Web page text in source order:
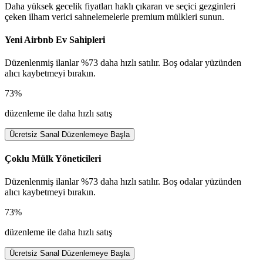
Daha yüksek gecelik fiyatları haklı çıkaran ve seçici gezginleri
çeken ilham verici sahnelemelerle premium mülkleri sunun.
Yeni Airbnb Ev Sahipleri
Düzenlenmiş ilanlar %73 daha hızlı satılır. Boş odalar yüzünden
alıcı kaybetmeyi bırakın.
73%
düzenleme ile daha hızlı satış
Ücretsiz Sanal Düzenlemeye Başla
Çoklu Mülk Yöneticileri
Düzenlenmiş ilanlar %73 daha hızlı satılır. Boş odalar yüzünden
alıcı kaybetmeyi bırakın.
73%
düzenleme ile daha hızlı satış
Ücretsiz Sanal Düzenlemeye Başla